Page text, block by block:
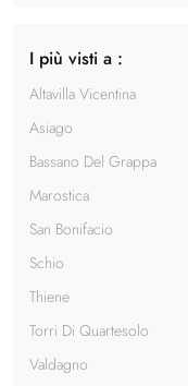
I più visti a :
Altavilla Vicentina
Asiago
Bassano Del Grappa
Marostica
San Bonifacio
Schio
Thiene
Torri Di Quartesolo
Valdagno